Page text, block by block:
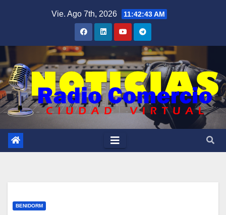
Vie. Ago 7th, 2026 11:42:44 AM
BENIDORM